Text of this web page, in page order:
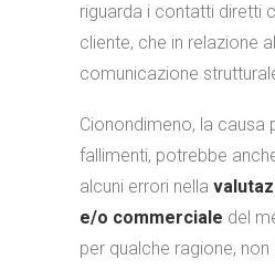
riguarda i contatti diretti
cliente, che in relazione
comunicazione
Cionondimeno, la causa
fallimenti, potrebbe
alcuni errori nella
e/o commerciale del
per qualche ragione,